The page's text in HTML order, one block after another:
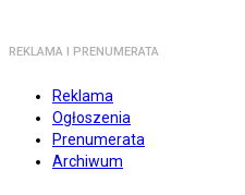
REKLAMA I PRENUMERATA
Reklama
Ogłoszenia
Prenumerata
Archiwum